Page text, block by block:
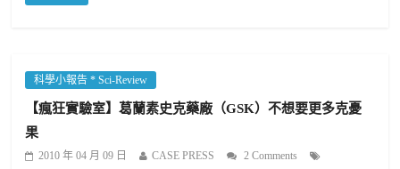
科學小報告 * Sci-Review
【瘋狂實驗室】葛蘭素史克藥廠（GSK）不想要更多克憂
果
2010 年 04 月 09 日 CASE PRESS
2 Comments